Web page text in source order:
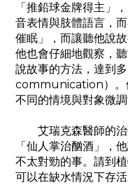
「推鉛球金牌得主」
音表情與肢體語言，
催眠」，而讓聽他說
他也會仔細地觀察，
說故事的方法，達到
communication）。
不同的情境與對象微調
艾瑞克森醫師的治
「仙人掌治酗酒」，
不太對勁的事。請到
可以在缺水情況下存